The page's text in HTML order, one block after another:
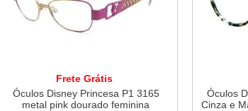
Frete Grátis
Óculos Disney Princesa P1 3165
metal pink dourado feminina
Óculos
Cinza e